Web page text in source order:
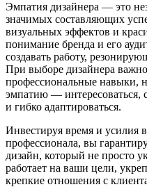
Эмпатия дизайнера — это
значимых составляющих
визуальных эффектов и
понимание бренда и его
создавать работу,
При выборе дизайнера
профессиональные навыки,
эмпатию — интересоваться,
и гибко адаптироваться.
Инвестируя время и усилия
профессионала, вы
дизайн, который не просто
работает на ваши цели,
крепкие отношения с